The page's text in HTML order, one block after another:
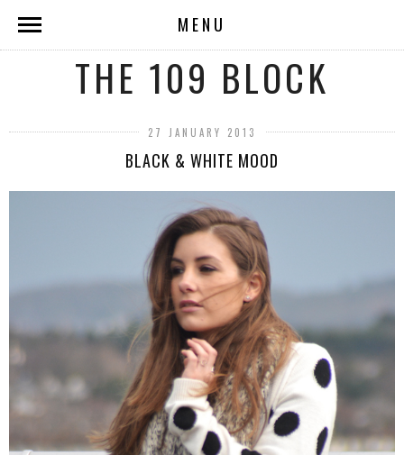
MENU
THE 109 BLOCK
27 JANUARY 2013
BLACK & WHITE MOOD